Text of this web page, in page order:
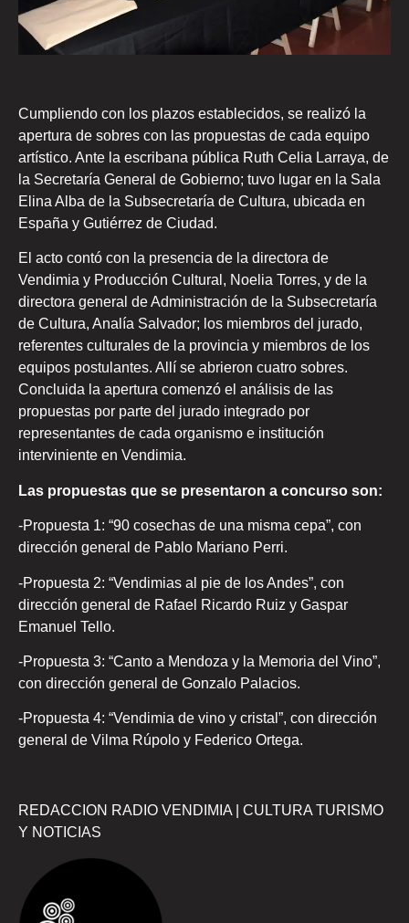
Cumpliendo con los plazos establecidos, se realizó la
apertura de sobres con las propuestas de cada equipo
artístico. Ante la escribana pública Ruth Celia Larraya, de
la Secretaría General de Gobierno; tuvo lugar en la Sala
Elina Alba de la Subsecretaría de Cultura, ubicada en
España y Gutiérrez de Ciudad.
El acto contó con la presencia de la directora de
Vendimia y Producción Cultural, Noelia Torres, y de la
directora general de Administración de la Subsecretaría
de Cultura, Analía Salvador; los miembros del jurado,
referentes culturales de la provincia y miembros de los
equipos postulantes. Allí se abrieron cuatro sobres.
Concluida la apertura comenzó el análisis de las
propuestas por parte del jurado integrado por
representantes de cada organismo e institución
interviniente en Vendimia.
Las propuestas que se presentaron a concurso son:
-Propuesta 1: “90 cosechas de una misma cepa”, con
dirección general de Pablo Mariano Perri.
-Propuesta 2: “Vendimias al pie de los Andes”, con
dirección general de Rafael Ricardo Ruiz y Gaspar
Emanuel Tello.
-Propuesta 3: “Canto a Mendoza y la Memoria del Vino”,
con dirección general de Gonzalo Palacios.
-Propuesta 4: “Vendimia de vino y cristal”, con dirección
general de Vilma Rúpolo y Federico Ortega.
REDACCION RADIO VENDIMIA | CULTURA TURISMO
Y NOTICIAS